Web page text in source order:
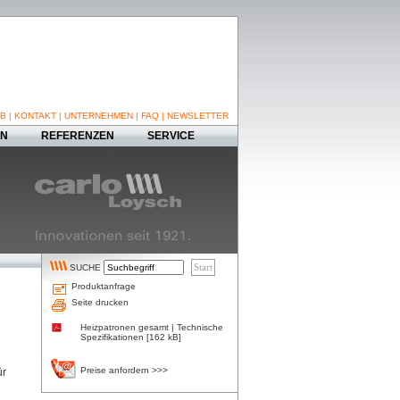
| KONTAKT | UNTERNEHMEN | FAQ | NEWSLETTER
REFERENZEN
SERVICE
SUCHE
Produktanfrage
Seite drucken
Heizpatronen gesamt | Technische
Spezifikationen [162 kB]
Preise anfordern >>>